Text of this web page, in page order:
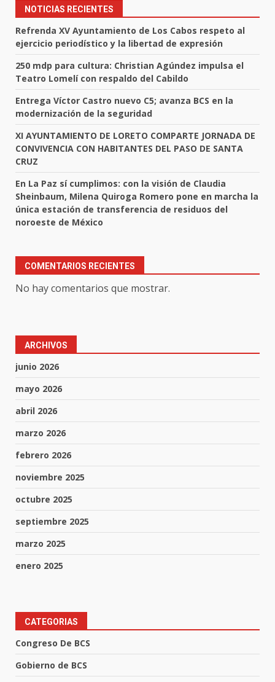
NOTICIAS RECIENTES
Refrenda XV Ayuntamiento de Los Cabos respeto al
ejercicio periodístico y la libertad de expresión
250 mdp para cultura: Christian Agúndez impulsa el
Teatro Lomelí con respaldo del Cabildo
Entrega Víctor Castro nuevo C5; avanza BCS en la
modernización de la seguridad
XI AYUNTAMIENTO DE LORETO COMPARTE JORNADA DE
CONVIVENCIA CON HABITANTES DEL PASO DE SANTA
CRUZ
En La Paz sí cumplimos: con la visión de Claudia
Sheinbaum, Milena Quiroga Romero pone en marcha la
única estación de transferencia de residuos del
noroeste de México
COMENTARIOS RECIENTES
No hay comentarios que mostrar.
ARCHIVOS
junio 2026
mayo 2026
abril 2026
marzo 2026
febrero 2026
noviembre 2025
octubre 2025
septiembre 2025
marzo 2025
enero 2025
CATEGORIAS
Congreso De BCS
Gobierno de BCS